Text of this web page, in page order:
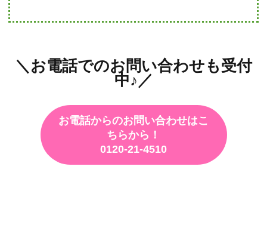
＼お電話でのお問い合わせも受付
中♪／
お電話からのお問い合わせはこ
ちらから！
0120-21-4510